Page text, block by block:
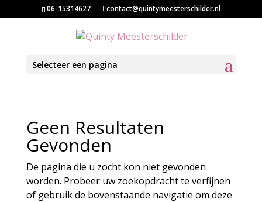
06-15314627 contact@quintymeesterschilder.nl
Selecteer een pagina
Geen Resultaten
Gevonden
De pagina die u zocht kon niet gevonden
worden. Probeer uw zoekopdracht te verfijnen
of gebruik de bovenstaande navigatie om deze